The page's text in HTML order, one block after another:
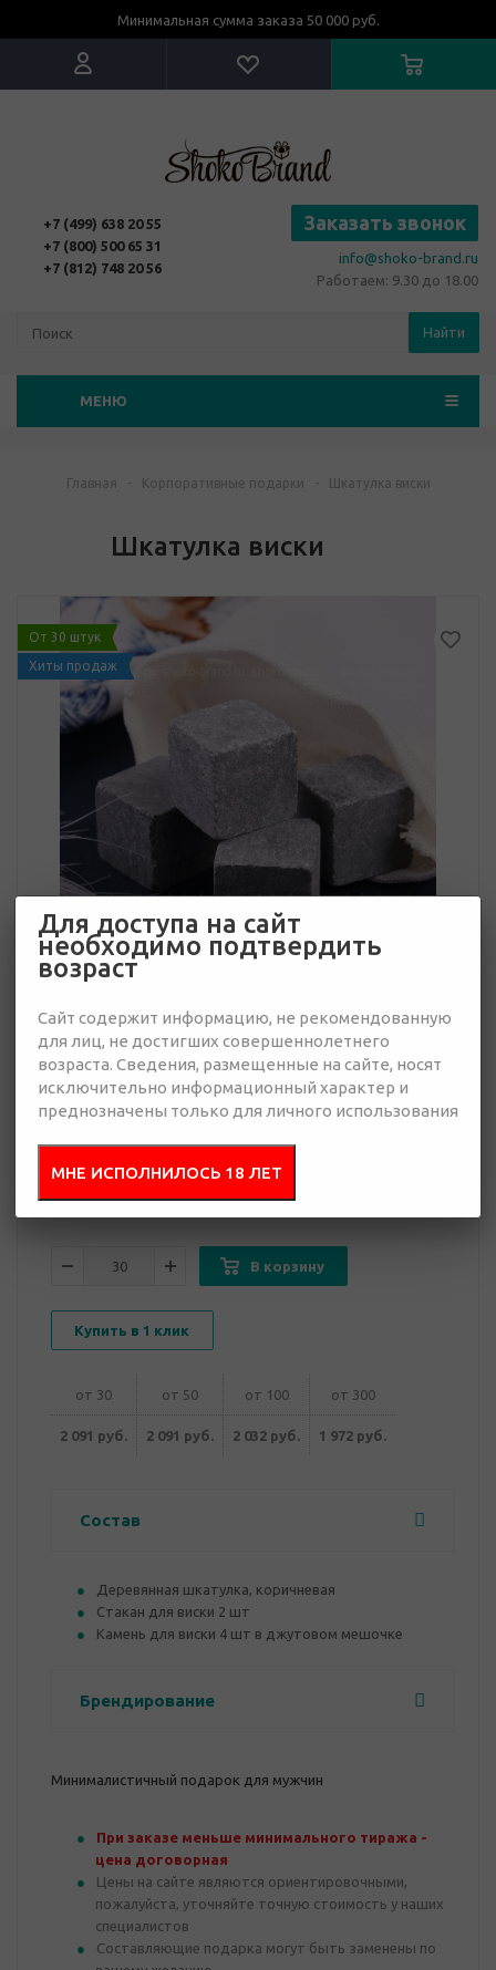
Минимальная сумма заказа 50 000 руб.
+7 (499) 638 20 55
+7 (800) 500 65 31
+7 (812) 748 20 56
Заказать звонок
info@shoko-brand.ru
Работаем: 9.30 до 18.00
Найти
МЕНЮ
Главная - Корпоративные подарки - Шкатулка виски
Шкатулка виски
От 30 штук
Хиты продаж
1 972 руб.
Много
запрос
В корзину
Купить в 1 клик
от 30 от 50 от 100 от 300
2 091 руб. 2 091 руб. 2 032 руб. 1 972 руб.
Состав
Деревянная шкатулка, коричневая
Стакан для виски 2 шт
Камень для виски 4 шт в джутовом мешочке
Брендирование
Минималистичный подарок для мужчин
При заказе меньше минимального тиража -
цена договорная
Цены на сайте являются ориентировочными,
пожалуйста, уточняйте точную стоимость у наших
специалистов
Составляющие подарка могут быть заменены по
Для доступа на сайт
необходимо подтвердить
возраст
Сайт содержит информацию, не рекомендованную
для лиц, не достигших совершеннолетнего
возраста. Сведения, размещенные на сайте, носят
исключительно информационный характер и
преднозначены только для личного использования
МНЕ ИСПОЛНИЛОСЬ 18 ЛЕТ